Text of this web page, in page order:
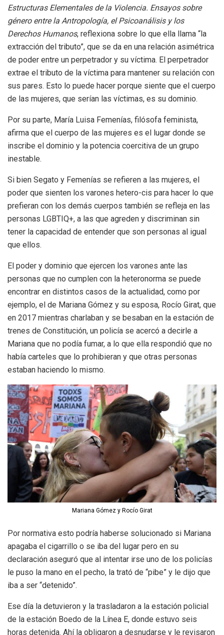
Estructuras Elementales de la Violencia. Ensayos sobre
género entre la Antropología, el Psicoanálisis y los
Derechos Humanos, reflexiona sobre lo que ella llama “la
extracción del tributo”, que se da en una relación asimétrica
de poder entre un perpetrador y su víctima. El perpetrador
extrae el tributo de la víctima para mantener su relación con
sus pares. Esto lo puede hacer porque siente que el cuerpo
de las mujeres, que serían las víctimas, es su dominio.
Por su parte, María Luisa Femenías, filósofa feminista,
afirma que el cuerpo de las mujeres es el lugar donde se
inscribe el dominio y la potencia coercitiva de un grupo
inestable.
Si bien Segato y Femenías se refieren a las mujeres, el
poder que sienten los varones hetero-cis para hacer lo que
prefieran con los demás cuerpos también se refleja en las
personas LGBTIQ+, a las que agreden y discriminan sin
tener la capacidad de entender que son personas al igual
que ellos.
El poder y dominio que ejercen los varones ante las
personas que no cumplen con la heteronorma se puede
encontrar en distintos casos de la actualidad, como por
ejemplo, el de Mariana Gómez y su esposa, Rocío Girat, que
en 2017 mientras charlaban y se besaban en la estación de
trenes de Constitución, un policía se acercó a decirle a
Mariana que no podía fumar, a lo que ella respondió que no
había carteles que lo prohibieran y que otras personas
estaban haciendo lo mismo.
Mariana Gómez y Rocío Girat
Por normativa esto podría haberse solucionado si Mariana
apagaba el cigarrillo o se iba del lugar pero en su
declaración aseguró que al intentar irse uno de los policías
le puso la mano en el pecho, la trató de “pibe” y le dijo que
iba a ser “detenido”.
Ese día la detuvieron y la trasladaron a la estación policial
de la estación Boedo de la Línea E, donde estuvo seis
horas detenida. Ahí la obligaron a desnudarse y le revisaron